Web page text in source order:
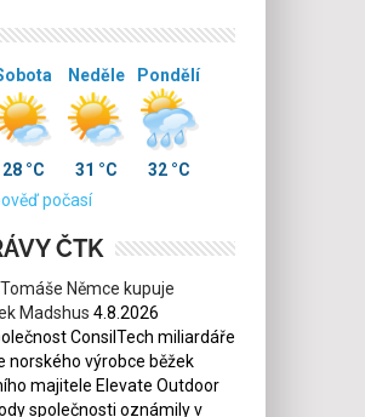
28 °C
Neděle
31 °C
Pondělí
32 °C
počasí
ČTK
Němce kupuje
Madshus 4.8.2026
ConsilTech miliardáře
norského výrobce běžek
majitele Elevate Outdoor
společnosti oznámily v